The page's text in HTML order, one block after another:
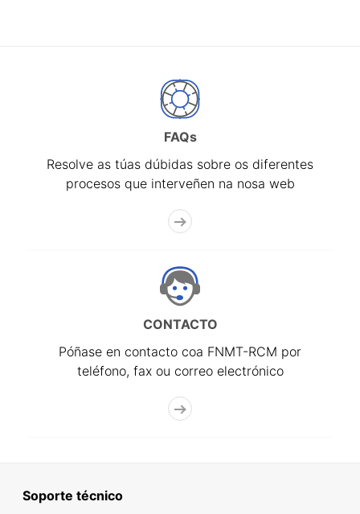
FAQs
Resolve as túas dúbidas sobre os diferentes
procesos que interveñen na nosa web
CONTACTO
Póñase en contacto coa FNMT-RCM por
teléfono, fax ou correo electrónico
Soporte técnico